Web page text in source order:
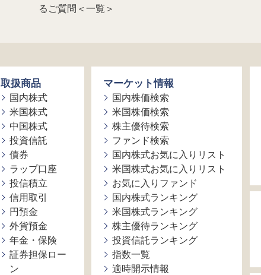
るご質問＜一覧＞
取扱商品
国内株式
米国株式
中国株式
投資信託
債券
ラップ口座
投信積立
信用取引
円預金
外貨預金
年金・保険
証券担保ロー
ン
マーケット情報
国内株価検索
米国株価検索
株主優待検索
ファンド検索
国内株式お気に入りリスト
米国株式お気に入りリスト
お気に入りファンド
国内株式ランキング
米国株式ランキング
株主優待ランキング
投資信託ランキング
指数一覧
適時開示情報